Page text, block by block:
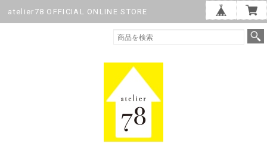
atelier78 OFFICIAL ONLINE STORE